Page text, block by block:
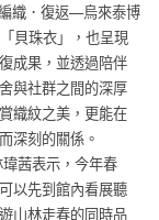
織．復返—烏來泰博
貝珠衣」，也呈現
成果，並透過陪伴
與社群之間的深厚
織紋之美，更能在
深刻的關係。
茜表示，今年春
以先到館內看展聽
山林走春的同時品